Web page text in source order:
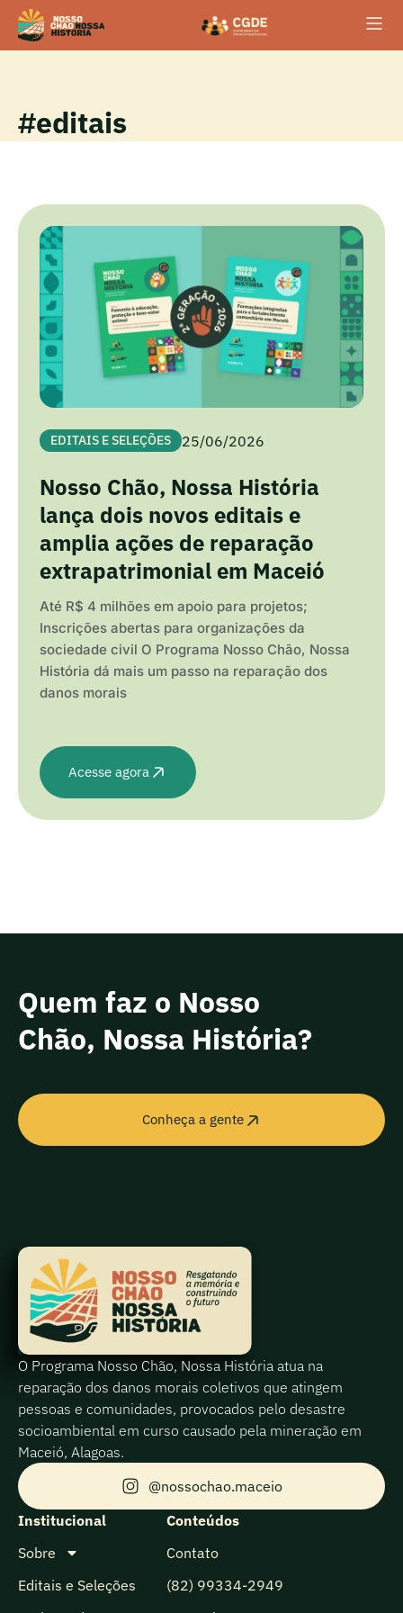
#editais
EDITAIS E SELEÇÕES 25/06/2026
Nosso Chão, Nossa História
lança dois novos editais e
amplia ações de reparação
extrapatrimonial em Maceió
Até R$ 4 milhões em apoio para projetos;
Inscrições abertas para organizações da
sociedade civil O Programa Nosso Chão, Nossa
História dá mais um passo na reparação dos
danos morais
Acesse agora
Quem faz o Nosso
Chão, Nossa História?
Conheça a gente
O Programa Nosso Chão, Nossa História atua na
reparação dos danos morais coletivos que atingem
pessoas e comunidades, provocados pelo desastre
socioambiental em curso causado pela mineração em
Maceió, Alagoas.
@nossochao.maceio
Institucional
Sobre
Editais e Seleções
Conteúdos
Contato
(82) 99334-2949